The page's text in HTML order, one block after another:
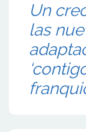
Un
las